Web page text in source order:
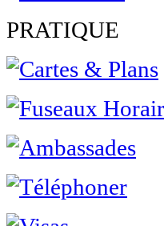
PRATIQUE